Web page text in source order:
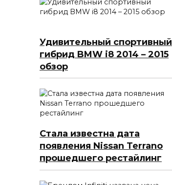
Удивительный спортивный
гибрид BMW i8 2014 – 2015
обзор
Стала известна дата
появления Nissan Terrano
прошедшего рестайлинг